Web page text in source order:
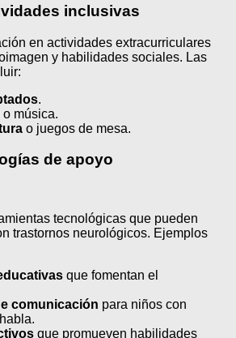
inclusivas
en actividades extracurriculares
y habilidades sociales. Las
.
o música.
o juegos de mesa.
de apoyo
tecnológicas que pueden
trastornos neurológicos. Ejemplos
que fomentan el
comunicación para niños con
que promueven habilidades